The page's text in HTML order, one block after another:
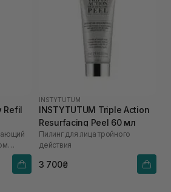
Refil
INSTYTUTUM
INSTYTUTUM Triple Action
Resurfacing Peel 60 мл
Пилинг для лица тройного
действия
3 700₴